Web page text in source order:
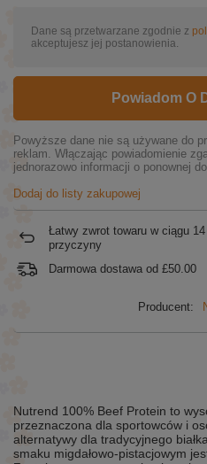
Dane są przetwarzane zgodnie z
akceptujesz jej postanowienia.
Powiadom O
Powyższe dane nie są używane do
reklam. Włączając powiadomienie
jednorazowo informacji o ponownej
Dodaj do listy zakupowej
Łatwy zwrot towaru w ciągu 14
przyczyny
Darmowa dostawa od £50.00
Producent:
Nutrend 100% Beef Protein to
przeznaczona dla sportowców i
alternatywy dla tradycyjnego
smaku migdałowo-pistacjowym